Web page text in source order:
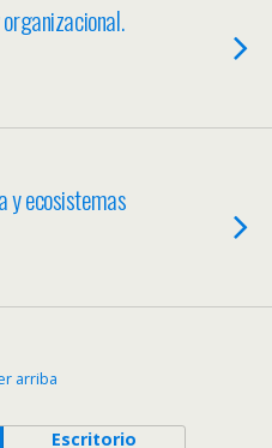
y ecosistemas
arriba
Escritorio